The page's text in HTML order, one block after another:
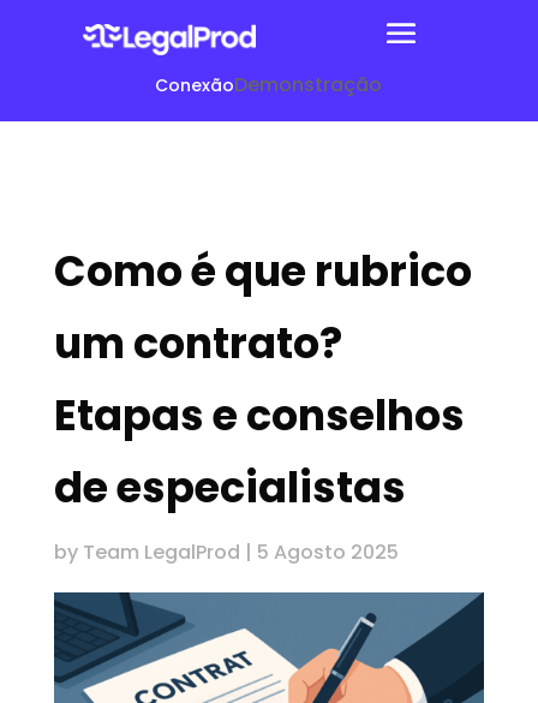
ConexãoDemonstração
Como é que rubrico
um contrato?
Etapas e conselhos
de especialistas
by Team LegalProd | 5 Agosto 2025